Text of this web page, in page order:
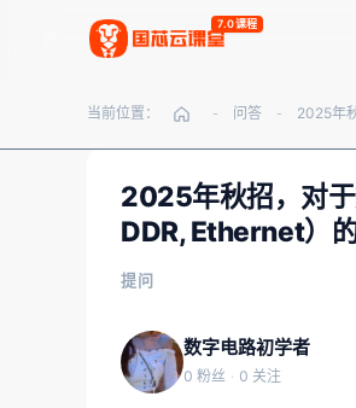
7.0课程
当前位置： - 问答 -
2025年秋招，对
DDR, Ethernet）
提问
数字电路初学者
0 粉丝 · 0 关注